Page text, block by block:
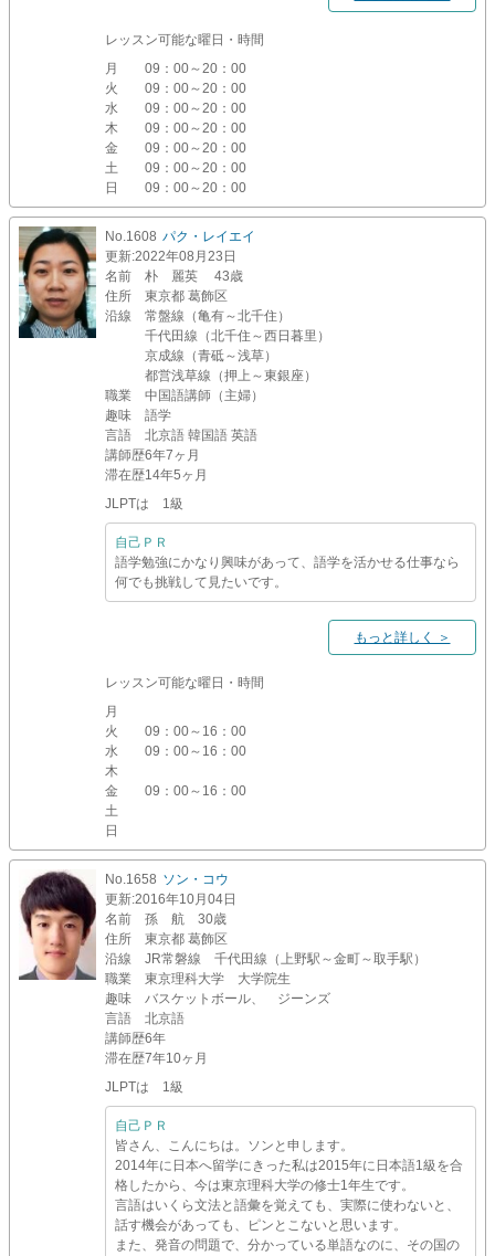
レッスン可能な曜日・時間
月
09：00～20：00
火
09：00～20：00
水
09：00～20：00
木
09：00～20：00
金
09：00～20：00
土
09：00～20：00
日
09：00～20：00
No.1608 パク・レイエイ
更新:2022年08月23日
名前
朴 麗英 43歳
住所
東京都 葛飾区
沿線
常盤線（亀有～北千住）
千代田線（北千住～西日暮里）
京成線（青砥～浅草）
都営浅草線（押上～東銀座）
職業
中国語講師（主婦）
趣味
語学
言語
北京語 韓国語 英語
講師歴6年7ヶ月
滞在歴14年5ヶ月
JLPTは 1級
自己ＰＲ
語学勉強にかなり興味があって、語学を活かせる仕事なら
何でも挑戦して見たいです。
もっと詳しく ＞
レッスン可能な曜日・時間
月
火
09：00～16：00
水
09：00～16：00
木
金
09：00～16：00
土
日
No.1658 ソン・コウ
更新:2016年10月04日
名前
孫 航 30歳
住所
東京都 葛飾区
沿線
JR常磐線 千代田線（上野駅～金町～取手駅）
職業
東京理科大学 大学院生
趣味
バスケットボール、 ジーンズ
言語
北京語
講師歴6年
滞在歴7年10ヶ月
JLPTは 1級
自己ＰＲ
皆さん、こんにちは。ソンと申します。
2014年に日本へ留学にきった私は2015年に日本語1級を合
格したから、今は東京理科大学の修士1年生です。
言語はいくら文法と語彙を覚えても、実際に使わないと、
話す機会があっても、ピンとこないと思います。
また、発音の問題で、分かっている単語なのに、その国の